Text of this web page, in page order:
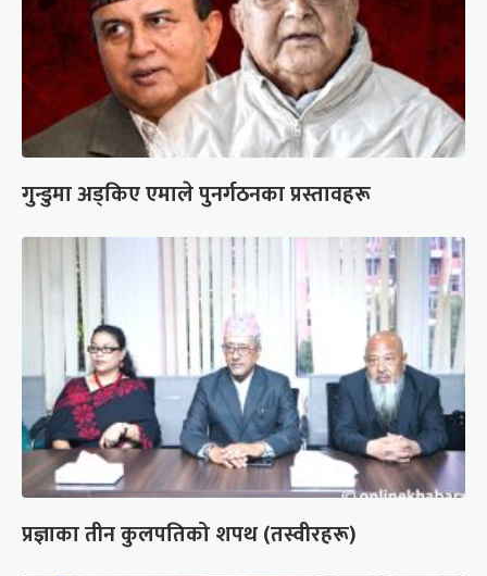
गुन्डुमा अड्किए एमाले पुनर्गठनका प्रस्तावहरू
प्रज्ञाका तीन कुलपतिको शपथ (तस्वीरहरू)